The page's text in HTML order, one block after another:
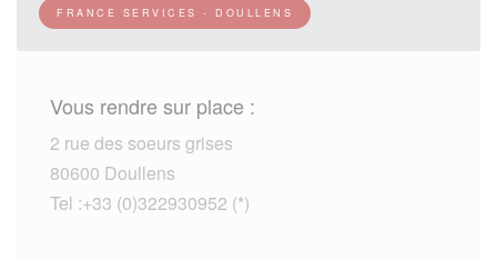
FRANCE SERVICES - DOULLENS
Vous rendre sur place :
2 rue des soeurs grises
80600 Doullens
Tel :+33 (0)322930952 (*)